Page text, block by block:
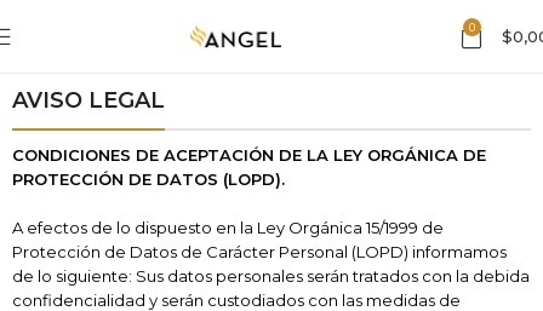
0 $
AVISO LEGAL
CONDICIONES DE ACEPTACIÓN DE LA LEY ORGÁNICA DE
PROTECCIÓN DE DATOS (LOPD).
A efectos de lo dispuesto en la Ley Orgánica 15/1999 de
Protección de Datos de Carácter Personal (LOPD) informamos
de lo siguiente: Sus datos personales serán tratados con la debida
confidencialidad y serán custodiados con las medidas de